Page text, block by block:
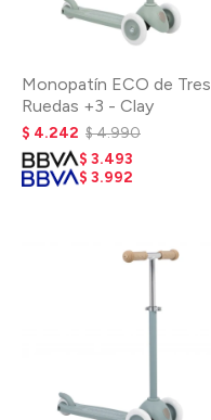
Monopatín ECO de Tres
Ruedas +3 - Clay
$ 4.242 $4.990
$ 3.493
$ 3.992